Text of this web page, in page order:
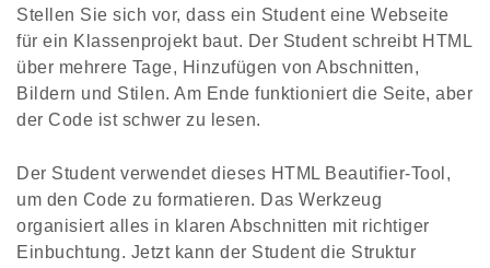
Stellen Sie sich vor, dass ein Student eine Webseite
für ein Klassenprojekt baut. Der Student schreibt HTML
über mehrere Tage, Hinzufügen von Abschnitten,
Bildern und Stilen. Am Ende funktioniert die Seite, aber
der Code ist schwer zu lesen.
Der Student verwendet dieses HTML Beautifier-Tool,
um den Code zu formatieren. Das Werkzeug
organisiert alles in klaren Abschnitten mit richtiger
Einbuchtung. Jetzt kann der Student die Struktur